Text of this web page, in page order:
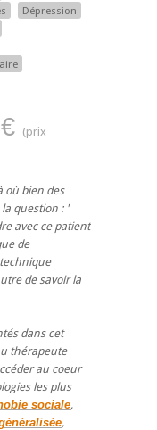
Dépression
où bien des
question : '
avec ce patient
de
de savoir la
dans cet
thérapeute
au coeur
les plus
sociale,
,